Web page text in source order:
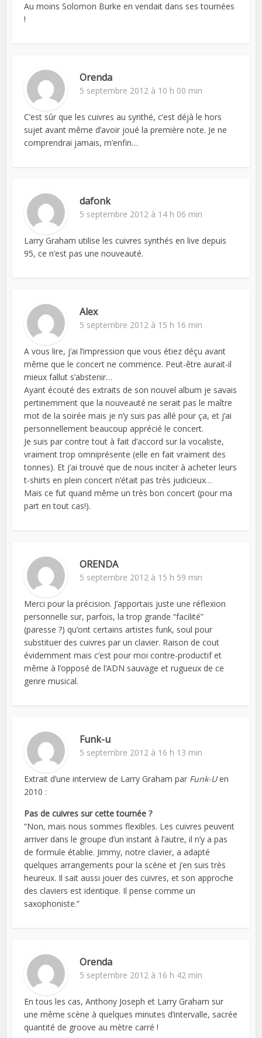
Au moins Solomon Burke en vendait dans ses tournées
!
Orenda
5 septembre 2012 à 10 h 00 min
C’est sûr que les cuivres au synthé, c’est déjà le hors
sujet avant même d’avoir joué la première note. Je ne
comprendrai jamais, m’enfin…
dafonk
5 septembre 2012 à 14 h 06 min
Larry Graham utilise les cuivres synthés en live depuis
95, ce n’est pas une nouveauté.
Alex
5 septembre 2012 à 15 h 16 min
A vous lire, j’ai l’impression que vous étiez déçu avant
même que le concert ne commence. Peut-être aurait-il
mieux fallut s’abstenir…
Ayant écouté des extraits de son nouvel album je savais
pertinemment que la nouveauté ne serait pas le maître
mot de la soirée mais je n’y suis pas allé pour ça, et j’ai
personnellement beaucoup apprécié le concert.
Je suis par contre tout à fait d’accord sur la vocaliste,
vraiment trop omniprésente (elle en fait vraiment des
tonnes). Et j’ai trouvé que de nous inciter à acheter leurs
t-shirts en plein concert n’était pas très judicieux…
Mais ce fut quand même un très bon concert (pour ma
part en tout cas!).
ORENDA
5 septembre 2012 à 15 h 59 min
Merci pour la précision. J’apportais juste une réflexion
personnelle sur, parfois, la trop grande “facilité”
(paresse ?) qu’ont certains artistes funk, soul pour
substituer des cuivres par un clavier. Raison de cout
évidemment mais c’est pour moi contre-productif et
même à l’opposé de l’ADN sauvage et rugueux de ce
genre musical.
Funk-u
5 septembre 2012 à 16 h 13 min
Extrait d’une interview de Larry Graham par Funk-Uen
2010 :
Pas de cuivres sur cette tournée ?
“Non, mais nous sommes flexibles. Les cuivres peuvent
arriver dans le groupe d’un instant à l’autre, il n’y a pas
de formule établie. Jimmy, notre clavier, a adapté
quelques arrangements pour la scène et j’en suis très
heureux. Il sait aussi jouer des cuivres, et son approche
des claviers est identique. Il pense comme un
saxophoniste.”
Orenda
5 septembre 2012 à 16 h 42 min
En tous les cas, Anthony Joseph et Larry Graham sur
une même scène à quelques minutes d’intervalle, sacrée
quantité de groove au mètre carré !